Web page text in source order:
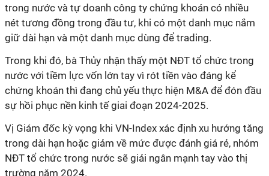
trong nước và tự doanh công ty chứng khoán có nhiều
nét tương đồng trong đầu tư, khi có một danh mục nắm
giữ dài hạn và một danh mục dùng để trading.
Trong khi đó, bà Thủy nhận thấy một NĐT tổ chức trong
nước với tiềm lực vốn lớn tay vì rót tiền vào đáng kể
chứng khoán thì đang chủ yếu thực hiện M&A để đón đầu
sự hồi phục nền kinh tế giai đoạn 2024-2025.
Vị Giám đốc kỳ vọng khi VN-Index xác định xu hướng tăng
trong dài hạn hoặc giảm về mức được đánh giá rẻ, nhóm
NĐT tổ chức trong nước sẽ giải ngân mạnh tay vào thị
trường năm 2024.